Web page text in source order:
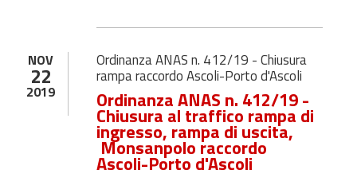
NOV
22
2019
Ordinanza ANAS n. 412/19 - Chiusura
rampa raccordo Ascoli-Porto d'Ascoli
Ordinanza ANAS n. 412/19 -
Chiusura al traffico rampa di
ingresso, rampa di uscita,
Monsanpolo raccordo
Ascoli-Porto d'Ascoli